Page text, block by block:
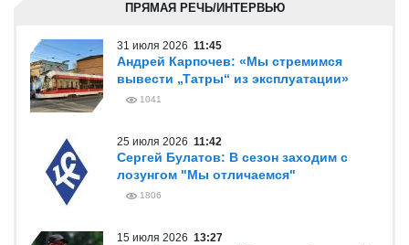
ПРЯМАЯ РЕЧЬ/ИНТЕРВЬЮ
31 июля 2026 11:45
Андрей Карпочев: «Мы стремимся
вывести „Татры“ из эксплуатации»
1041
25 июля 2026 11:42
Сергей Булатов: В сезон заходим с
лозунгом "Мы отличаемся"
1806
15 июля 2026 13:27